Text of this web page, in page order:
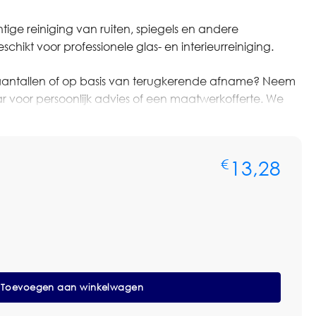
reiniging van ruiten, spiegels en andere
voor professionele glas- en interieurreiniging.
of op basis van terugkerende afname? Neem
persoonlijk advies of een maatwerkofferte. We
voorraadbeheer en zakelijke prijsafspraken.
70x61cm Blauw
€ 13,28
Toevoegen aan winkelwagen